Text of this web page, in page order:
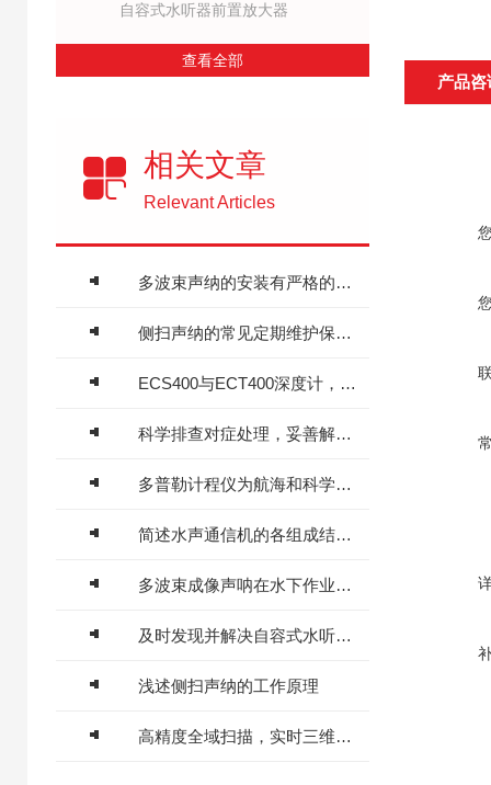
自容式水听器前置放大器
查看全部
相关文章
Relevant Articles
多波束声纳的安装有严格的要求
侧扫声纳的常见定期维护保养方法分享
ECS400与ECT400深度计，高精度测量表计
科学排查对症处理，妥善解决 Starfish 992H 侧扫声呐典型故障
多普勒计程仪为航海和科学研究提供了可靠的数据支持
简述水声通信机的各组成结构作用
多波束成像声呐在水下作业的应用
及时发现并解决自容式水听器可能出现的故障非常重要
浅述侧扫声纳的工作原理
高精度全域扫描，实时三维声呐重塑水下监测模式
产品咨